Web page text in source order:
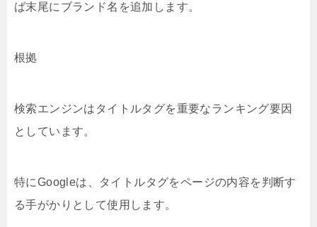
ば末尾にブランド名を追加します。
根拠
検索エンジンはタイトルタグを重要なランキング要因
としています。
特にGoogleは、タイトルタグをページの内容を判断す
る手がかりとして使用します。